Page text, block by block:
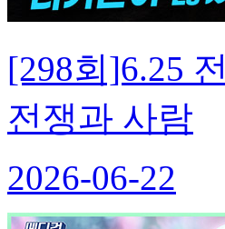
[298회]6.25
전쟁과 사람
2026-06-22